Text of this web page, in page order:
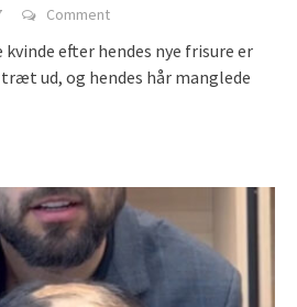
Comment
efter hendes nye frisure er
ud, og hendes hår manglede